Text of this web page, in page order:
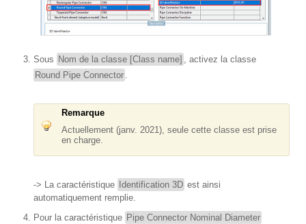
Sous Nom de la classe [Class name] , activez la classe
Round Pipe Connector .
Remarque
Actuellement (janv. 2021), seule cette classe est prise
en charge.
-> La caractéristique Identification 3D est ainsi
automatiquement remplie.
Pour la caractéristique Pipe Connector Nominal Diameter